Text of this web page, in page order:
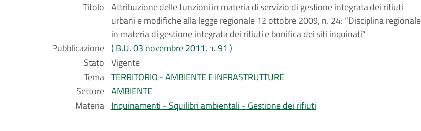
Titolo: Attribuzione delle funzioni in materia di servizio di gestione integrata dei rifiuti
urbani e modifiche alla legge regionale 12 ottobre 2009, n. 24: “Disciplina regionale
in materia di gestione integrata dei rifiuti e bonifica dei siti inquinati”
Pubblicazione: ( B.U. 03 novembre 2011, n. 91 )
Stato: Vigente
Tema: TERRITORIO - AMBIENTE E INFRASTRUTTURE
Settore: AMBIENTE
Materia: Inquinamenti - Squilibri ambientali - Gestione dei rifiuti